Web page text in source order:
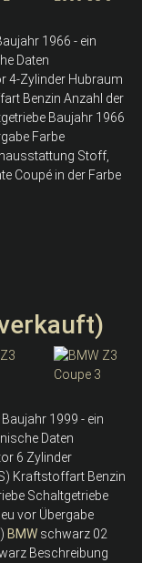
1966 - ein
Daten
4-Zylinder Hubraum
Benzin Anzahl der
Baujahr 1966
Farbe
Stoff,
Coupé in der Farbe
1999 - ein
Daten
6 Zylinder
Kraftstoffart Benzin
Schaltgetriebe
vor Übergabe
BMW schwarz 02
Beschreibung